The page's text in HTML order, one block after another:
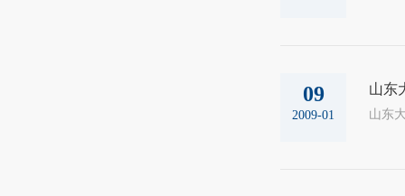
09
2009-01
山东